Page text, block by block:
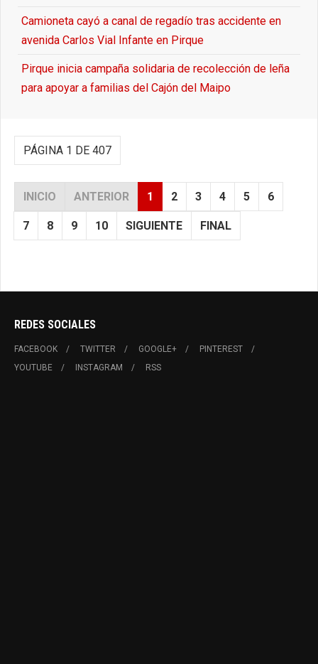
Camioneta cayó a canal de regadío tras accidente en
avenida Carlos Vial Infante en Pirque
Pirque inicia campaña solidaria de recolección de leña
para apoyar a familias del Cajón del Maipo
PÁGINA 1 DE 407
INICIO ANTERIOR 1 2 3 4 5 6
7 8 9 10 SIGUIENTE FINAL
REDES SOCIALES
FACEBOOK TWITTER GOOGLE+
PINTEREST
YOUTUBE
INSTAGRAM RSS